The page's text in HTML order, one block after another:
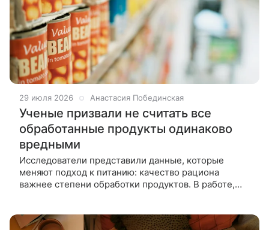
29 июля 2026 Анастасия Побединская
Ученые призвали не считать все
обработанные продукты одинаково
вредными
Исследователи представили данные, которые
меняют подход к питанию: качество рациона
важнее степени обработки продуктов. В работе,